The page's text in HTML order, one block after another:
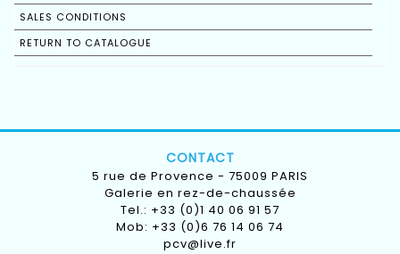
SALES CONDITIONS
RETURN TO CATALOGUE
CONTACT
5 rue de Provence - 75009 PARIS
Galerie en rez-de-chaussée
Tel.: +33 (0)1 40 06 91 57
Mob: +33 (0)6 76 14 06 74
pcv@live.fr